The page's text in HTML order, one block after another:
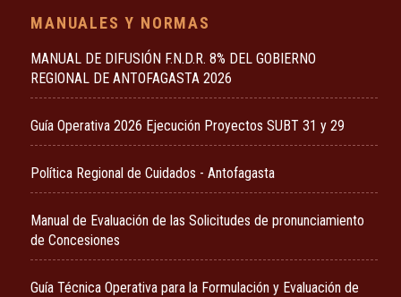
MANUALES Y NORMAS
MANUAL DE DIFUSIÓN F.N.D.R. 8% DEL GOBIERNO
REGIONAL DE ANTOFAGASTA 2026
Guía Operativa 2026 Ejecución Proyectos SUBT 31 y 29
Política Regional de Cuidados - Antofagasta
Manual de Evaluación de las Solicitudes de pronunciamiento
de Concesiones
Guía Técnica Operativa para la Formulación y Evaluación de